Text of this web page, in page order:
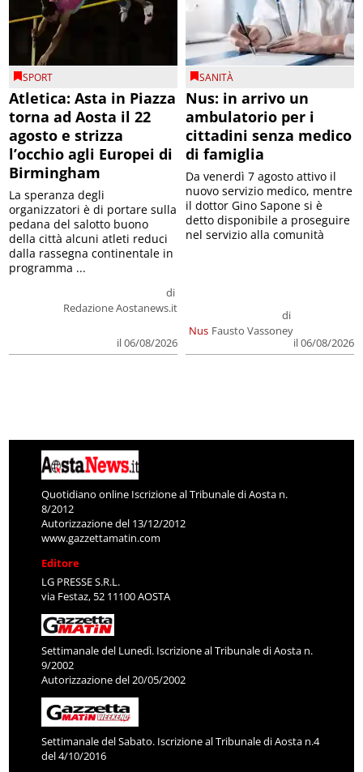
SPORT
Atletica: Asta in Piazza
torna ad Aosta il 22
agosto e strizza
l’occhio agli Europei di
Birmingham
di
Redazione Aostanews.it
il 06/08/2026
La speranza degli
organizzatori è di portare sulla
pedana del salotto buono
della città alcuni atleti reduci
dalla rassegna continentale in
programma ...
SANITÀ
Nus: in arrivo un
ambulatorio per i
cittadini senza medico
di famiglia
Nus
di
Fausto Vassoney
il 06/08/2026
Da venerdì 7 agosto attivo il
nuovo servizio medico, mentre
il dottor Gino Sapone si è
detto disponibile a proseguire
nel servizio alla comunità
Quotidiano online Iscrizione al Tribunale di Aosta n.
8/2012
Autorizzazione del 13/12/2012
www.gazzettamatin.com
Editore
LG PRESSE S.R.L.
via Festaz, 52 11100 AOSTA
Settimanale del Lunedì. Iscrizione al Tribunale di Aosta n.
9/2002
Autorizzazione del 20/05/2002
Settimanale del Sabato. Iscrizione al Tribunale di Aosta n.4
del 4/10/2016